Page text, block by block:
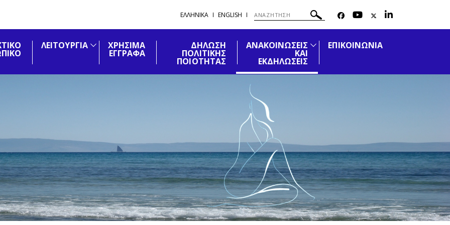
ΕΛΛΗΝΙΚΑ ENGLISH
ΛΕΙΤΟΥΡΓΙΑ ΧΡΗΣΙΜΑ
ΕΓΓΡΑΦΑ
ΔΗΛΩΣΗ
ΠΟΛΙΤΙΚΉΣ
ΠΟΙΟΤΗΤΑΣ
ΑΝΑΚΟΙΝΩΣΕΙΣ
ΚΑΙ
ΕΚΔΗΛΩΣΕΙΣ
ΕΠΙΚΟΙΝΩΝΙΑ